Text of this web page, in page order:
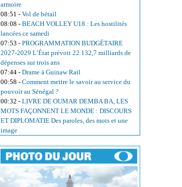
armoire
08:51 - Vol de bétail
08:08 - BEACH VOLLEY U18 : Les hostilités
lancées ce samedi
07:53 - PROGRAMMATION BUDGÉTAIRE
2027-2029 L’État prévoit 22 132,7 milliards de
dépenses sur trois ans
07:44 - Drame à Guinaw Rail
00:58 - Comment mettre le savoir au service du
pouvoir au Sénégal ?
00:32 - LIVRE DE OUMAR DEMBA BA, LES
MOTS FAÇONNENT LE MONDE : DISCOURS
ET DIPLOMATIE Des paroles, des mots et une
image